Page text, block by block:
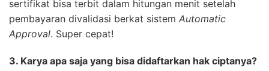
sertifikat bisa terbit dalam hitungan menit setelah
pembayaran divalidasi berkat sistem Automatic
Approval. Super cepat!
3. Karya apa saja yang bisa didaftarkan hak ciptanya?